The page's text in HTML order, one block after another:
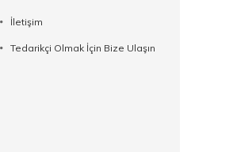
İletişim
Tedarikçi Olmak İçin Bize Ulaşın